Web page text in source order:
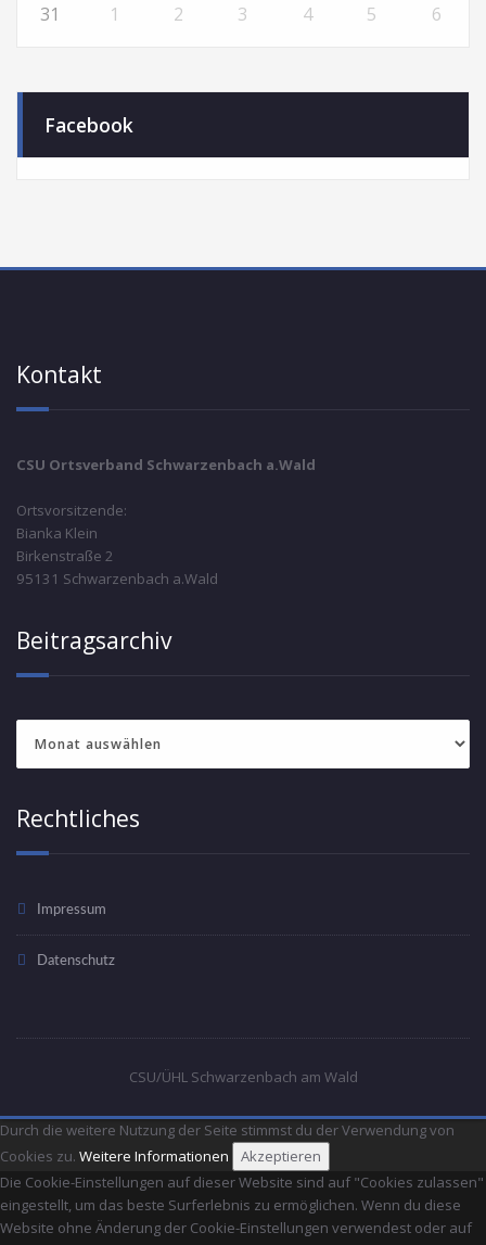
31 1 2 3 4 5 6
Facebook
Kontakt
CSU Ortsverband Schwarzenbach a.Wald
Ortsvorsitzende:
Bianka Klein
Birkenstraße 2
95131 Schwarzenbach a.Wald
Beitragsarchiv
Rechtliches
Impressum
Datenschutz
CSU/ÜHL Schwarzenbach am Wald
Durch die weitere Nutzung der Seite stimmst du der Verwendung von
Cookies zu. Weitere Informationen
Akzeptieren
Die Cookie-Einstellungen auf dieser Website sind auf "Cookies zulassen"
eingestellt, um das beste Surferlebnis zu ermöglichen. Wenn du diese
Website ohne Änderung der Cookie-Einstellungen verwendest oder auf